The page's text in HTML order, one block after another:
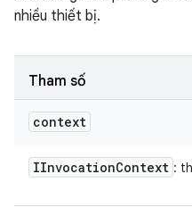
nhiều thiết bị.
Tham số
context
IInvocationContext :